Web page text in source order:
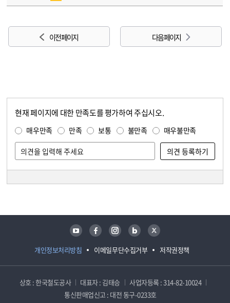
이전 페이지 다음 페이지
현재 페이지에 대한 만족도를 평가하여 주십시오.
매우만족 만족 보통 불만족 매우불만족
개인정보처리방침 이메일무단수집거부 저작권정책
유튜브 페이스북 인스타그램 블로그 트위터
상호 : 한국철도공사 대표자 : 김태승
사업자등록 : 314-82-10024
통신판매업신고 : 대전 동구-0233호